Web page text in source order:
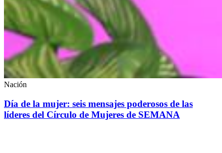
Nación
Día de la mujer: seis mensajes poderosos de las
líderes del Círculo de Mujeres de SEMANA